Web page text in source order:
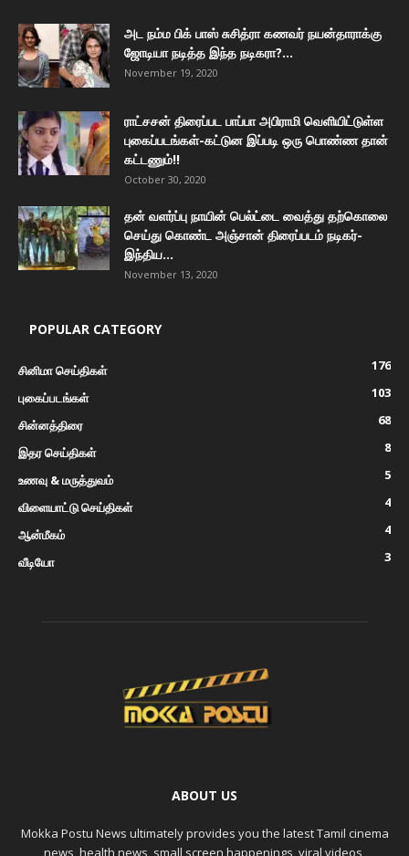
அட நம்ம பிக் பாஸ் சுசித்ரா கணவர் நயன்தாராக்கு
ஜோடியா நடித்த இந்த நடிகரா?...
November 19, 2020
ராட்சசன் திரைப்பட பாப்பா அபிராமி வெளியிட்டுள்ள
புகைப்படங்கள்-கட்டுன இப்படி ஒரு பொண்ண தான்
கட்டணும்!!
October 30, 2020
தன் வளர்ப்பு நாயின் பெல்ட்டை வைத்து தற்கொலை
செய்து கொண்ட அஞ்சான் திரைப்படம் நடிகர்-
இந்திய...
November 13, 2020
POPULAR CATEGORY
சினிமா செய்திகள்
176
புகைப்படங்கள்
103
சின்னத்திரை
68
இதர செய்திகள்
8
உணவு & மருத்துவம்
5
விளையாட்டு செய்திகள்
4
ஆன்மீகம்
4
வீடியோ
3
ABOUT US
Mokka Postu News ultimately provides you the latest Tamil cinema
news, health news, small screen happenings, viral videos,